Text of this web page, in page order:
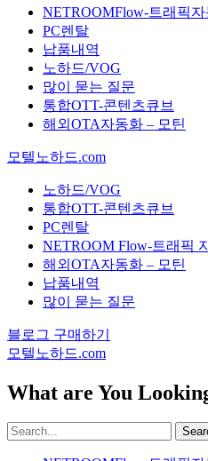
NETROOMFlow-트래픽자
PC렌탈
납품내역
노하드/VOG
많이 묻는 질문
통합OTT-콘텐츠큐브
해외OTA자동화 – 모틴
모텔노하드.com
노하드/VOG
통합OTT-콘텐츠큐브
PC렌탈
NETROOM Flow-트래픽
해외OTA자동화 – 모틴
납품내역
많이 묻는 질문
블로그 구매하기
모텔노하드.com
What are You